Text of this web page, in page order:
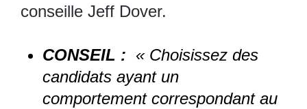
conseille Jeff Dover.
CONSEIL : « Choisissez des
candidats ayant un
comportement correspondant au